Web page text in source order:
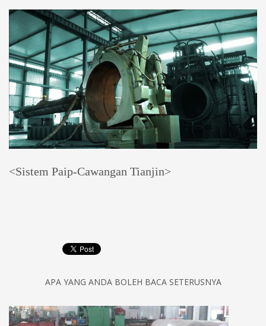
<Sistem Paip-Cawangan Tianjin>
APA YANG ANDA BOLEH BACA SETERUSNYA